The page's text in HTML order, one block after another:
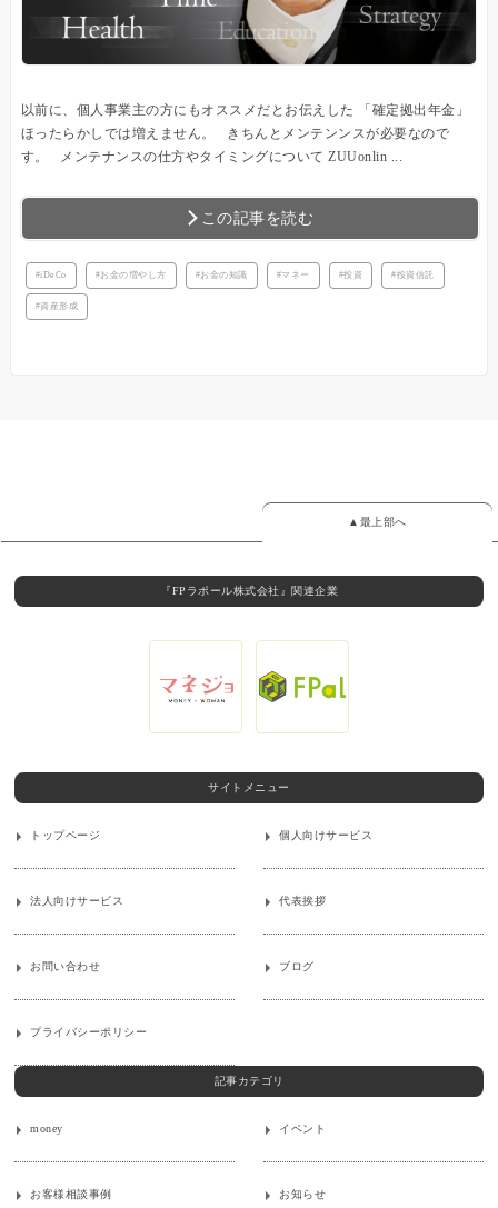
以前に、個人事業主の方にもオススメだとお伝えした 「確定拠出年金」
ほったらかしでは増えません。 きちんとメンテンンスが必要なので
す。 メンテナンスの仕方やタイミングについて ZUUonlin ...
この記事を読む
iDeCo お金の増やし方 お金の知識 マネー 投資 投資信託
資産形成
▲最上部へ
『FPラポール株式会社』関連企業
サイトメニュー
トップページ 個人向けサービス
法人向けサービス 代表挨拶
お問い合わせ ブログ
プライバシーポリシー
記事カテゴリ
money イベント
お客様相談事例 お知らせ